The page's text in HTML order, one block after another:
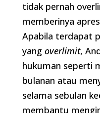
tidak pernah
memberinya
Apabila terdapat
yang overlimit,
hukuman seperti
bulanan atau
selama sebulan
membantu